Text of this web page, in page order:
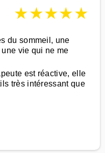
★★★★★
du sommeil, une
vie qui ne me
est réactive, elle
très intéressant que